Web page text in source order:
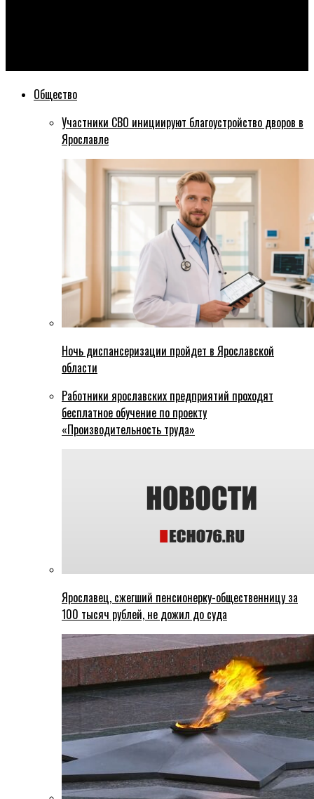
Общество
Участники СВО инициируют благоустройство дворов в
Ярославле
Ночь диспансеризации пройдет в Ярославской
области
Работники ярославских предприятий проходят
бесплатное обучение по проекту
«Производительность труда»
Ярославец, сжегший пенсионерку-общественницу за
100 тысяч рублей, не дожил до суда